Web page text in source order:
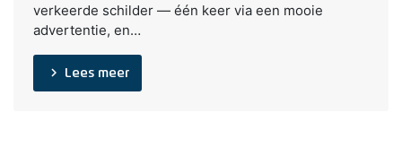
verkeerde schilder — één keer via een mooie
advertentie, en…
navigate_next Lees meer